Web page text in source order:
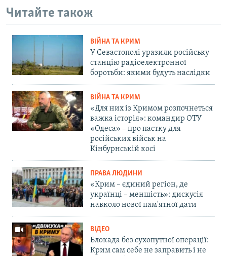
Читайте також
ВІЙНА ТА КРИМ
У Севастополі уразили російську
станцію радіоелектронної
боротьби: якими будуть наслідки
ВІЙНА ТА КРИМ
«Для них із Кримом розпочнеться
важка історія»: командир ОТУ
«Одеса» – про пастку для
російських військ на
Кінбурнській косі
ПРАВА ЛЮДИНИ
«Крим – єдиний регіон, де
українці – меншість»: дискусія
навколо нової пам'ятної дати
ВІДЕО
Блокада без сухопутної операції:
Крим сам себе не заправить і не